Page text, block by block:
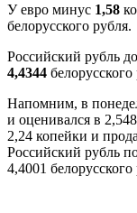
У евро минус 1,58
белорусского рубля.
Российский рубль
4,4344 белорусского
Напомним, в
и оценивался в
2,24 копейки и
Российский рубль
4,4001 белорусского